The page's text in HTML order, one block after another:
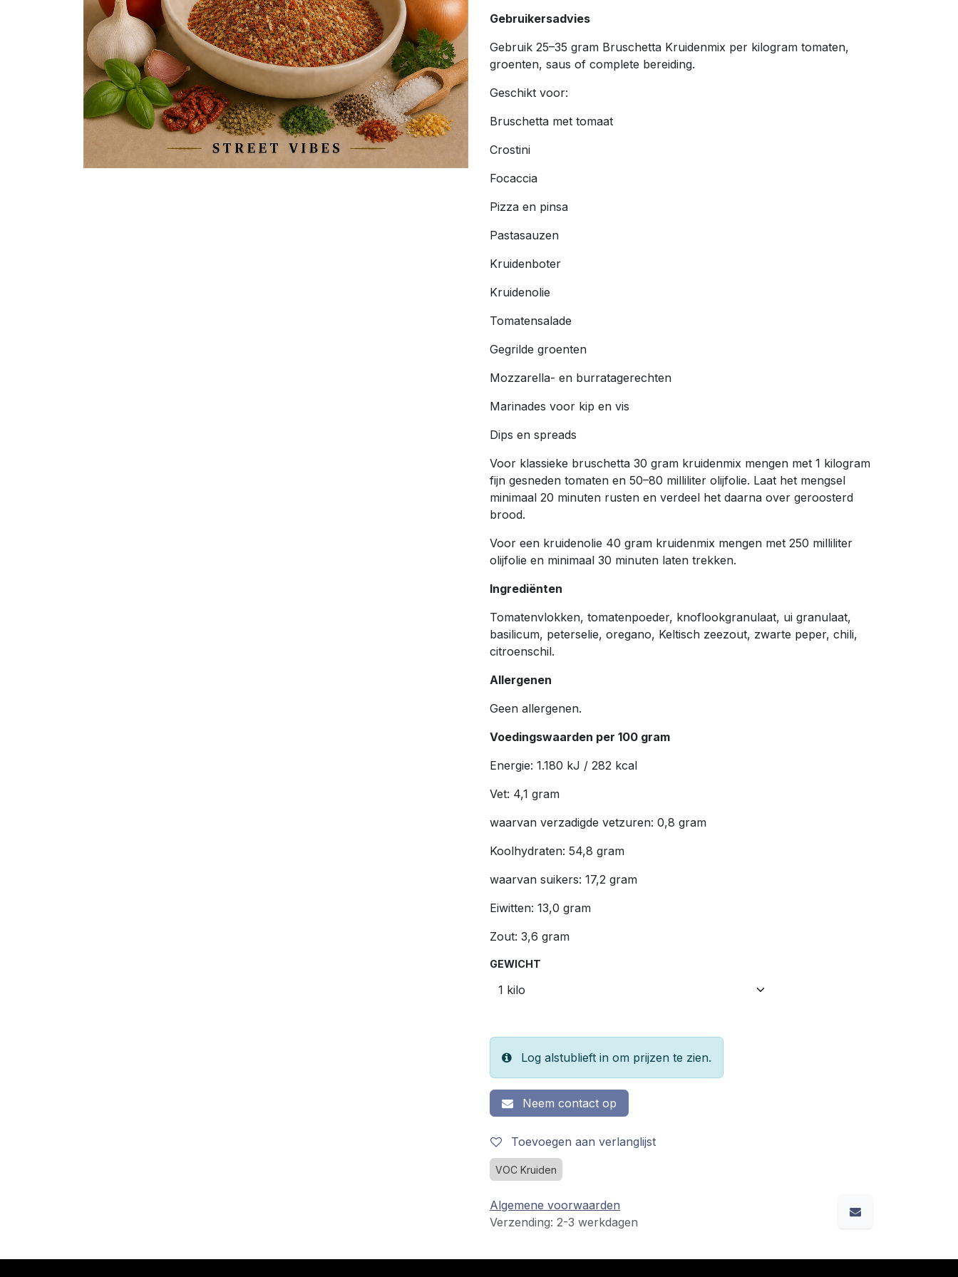
Gebruikersadvies
Gebruik 25–35 gram Bruschetta Kruidenmix per kilogram tomaten,
groenten, saus of complete bereiding.
Geschikt voor:
Bruschetta met tomaat
Crostini
Focaccia
Pizza en pinsa
Pastasauzen
Kruidenboter
Kruidenolie
Tomatensalade
Gegrilde groenten
Mozzarella- en burratagerechten
Marinades voor kip en vis
Dips en spreads
Voor klassieke bruschetta 30 gram kruidenmix mengen met 1 kilogram
fijn gesneden tomaten en 50–80 milliliter olijfolie. Laat het mengsel
minimaal 20 minuten rusten en verdeel het daarna over geroosterd
brood.
Voor een kruidenolie 40 gram kruidenmix mengen met 250 milliliter
olijfolie en minimaal 30 minuten laten trekken.
Ingrediënten
Tomatenvlokken, tomatenpoeder, knoflookgranulaat, ui granulaat,
basilicum, peterselie, oregano, Keltisch zeezout, zwarte peper, chili,
citroenschil.
Allergenen
Geen allergenen.
Voedingswaarden per 100 gram
Energie: 1.180 kJ / 282 kcal
Vet: 4,1 gram
waarvan verzadigde vetzuren: 0,8 gram
Koolhydraten: 54,8 gram
waarvan suikers: 17,2 gram
Eiwitten: 13,0 gram
Zout: 3,6 gram
GEWICHT
Log alstublieft in om prijzen te zien.
Neem contact op
Toevoegen aan verlanglijst
VOC Kruiden
Algemene voorwaarden
Verzending: 2-3 werkdagen